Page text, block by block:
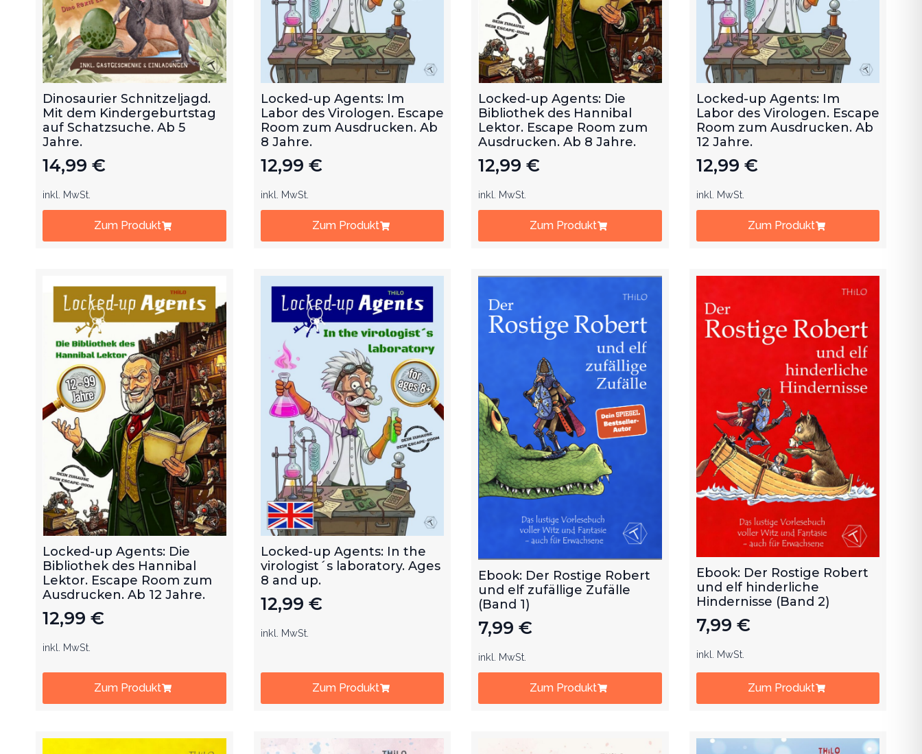
Dinosaurier Schnitzeljagd.
Mit dem Kindergeburtstag
auf Schatzsuche. Ab 5
Jahre.
14,99 €
inkl. MwSt.
Zum Produkt
Locked-up Agents: Im
Labor des Virologen. Escape
Room zum Ausdrucken. Ab
8 Jahre.
12,99 €
inkl. MwSt.
Zum Produkt
Locked-up Agents: Die
Bibliothek des Hannibal
Lektor. Escape Room zum
Ausdrucken. Ab 8 Jahre.
12,99 €
inkl. MwSt.
Zum Produkt
Locked-up Agents: Im
Labor des Virologen. Escape
Room zum Ausdrucken. Ab
12 Jahre.
12,99 €
inkl. MwSt.
Zum Produkt
Locked-up Agents: Die
Bibliothek des Hannibal
Lektor. Escape Room zum
Ausdrucken. Ab 12 Jahre.
12,99 €
inkl. MwSt.
Zum Produkt
Locked-up Agents: In the
virologist´s laboratory. Ages
8 and up.
12,99 €
inkl. MwSt.
Zum Produkt
Ebook: Der Rostige Robert
und elf zufällige Zufälle
(Band 1)
7,99 €
inkl. MwSt.
Zum Produkt
Ebook: Der Rostige Robert
und elf hinderliche
Hindernisse (Band 2)
7,99 €
inkl. MwSt.
Zum Produkt